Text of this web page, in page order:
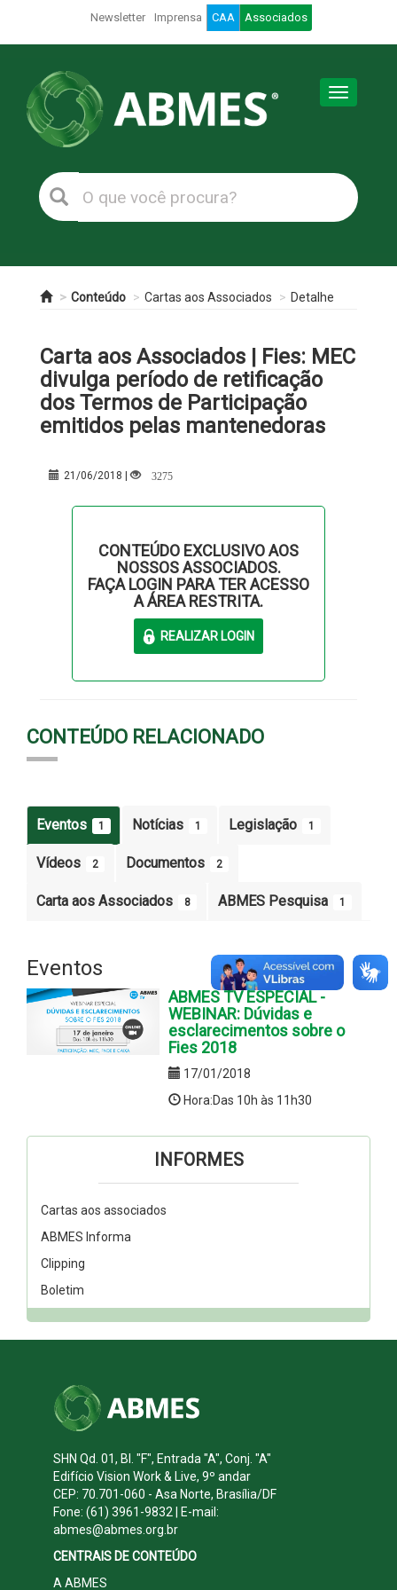
Newsletter Imprensa CAA Associados
Toggle
Conteúdo Cartas aos Associados Detalhe
Carta aos Associados | Fies: MEC
divulga período de retificação
dos Termos de Participação
emitidos pelas mantenedoras
21/06/2018 | 3275
CONTEÚDO EXCLUSIVO AOS
NOSSOS ASSOCIADOS.
FAÇA LOGIN PARA TER ACESSO
A ÁREA RESTRITA.
CONTEÚDO RELACIONADO
Eventos 1 Notícias 1 Legislação 1
Vídeos 2 Documentos 2
Carta aos Associados 8 ABMES Pesquisa 1
Eventos
ABMES TV ESPECIAL -
WEBINAR: Dúvidas e
esclarecimentos sobre o
Fies 2018
17/01/2018
Hora:Das 10h às 11h30
INFORMES
Cartas aos associados
ABMES Informa
Clipping
Boletim
SHN Qd. 01, Bl. "F", Entrada "A", Conj. "A"
Edifício Vision Work & Live, 9º andar
CEP: 70.701-060 - Asa Norte, Brasília/DF
Fone: (61) 3961-9832 | E-mail:
abmes@abmes.org.br
CENTRAIS DE CONTEÚDO
A ABMES